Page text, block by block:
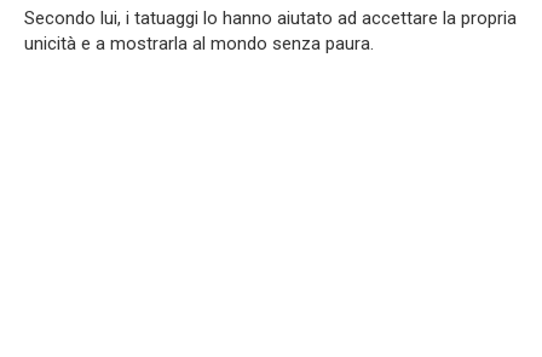
Secondo lui, i tatuaggi lo hanno aiutato ad accettare la propria
unicità e a mostrarla al mondo senza paura.